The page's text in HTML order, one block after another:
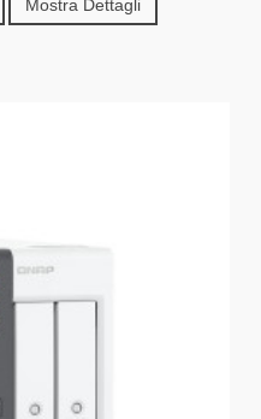
Mostra Dettagli